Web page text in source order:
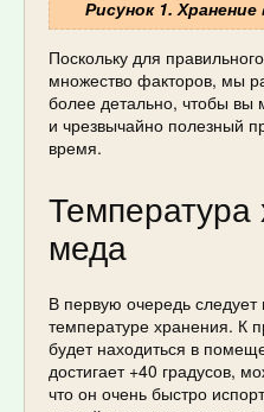
Рисунок 1.
Поскольку для
множество факторов, мы
более детально, чтобы вы
и чрезвычайно полезный
время.
Температура
меда
В первую очередь следует
температуре хранения. К
будет находиться в
достигает +40 градусов,
что он очень быстро